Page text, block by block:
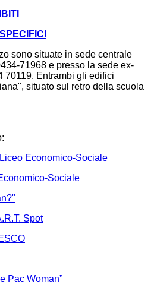
sono situate in sede centrale
71968 e presso la sede ex-
70119. Entrambi gli edifici
situato sul retro della scuola
Economico-Sociale
Sociale
Spot
Pac Woman”